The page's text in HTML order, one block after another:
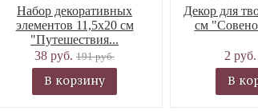
Набор декоративных
элементов 11,5х20 см
"Путешествия...
38 руб. 191 руб.
В корзину
Декор для
см
2
В